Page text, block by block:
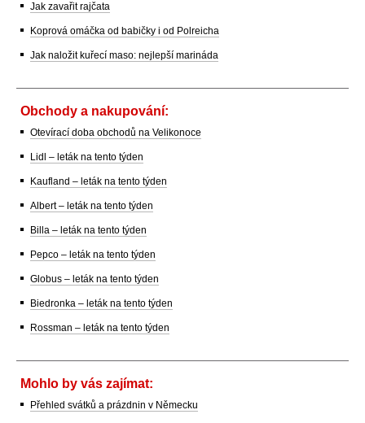
Jak zavařit rajčata
Koprová omáčka od babičky i od Polreicha
Jak naložit kuřecí maso: nejlepší marináda
Obchody a nakupování:
Otevírací doba obchodů na Velikonoce
Lidl – leták na tento týden
Kaufland – leták na tento týden
Albert – leták na tento týden
Billa – leták na tento týden
Pepco – leták na tento týden
Globus – leták na tento týden
Biedronka – leták na tento týden
Rossman – leták na tento týden
Mohlo by vás zajímat:
Přehled svátků a prázdnin v Německu